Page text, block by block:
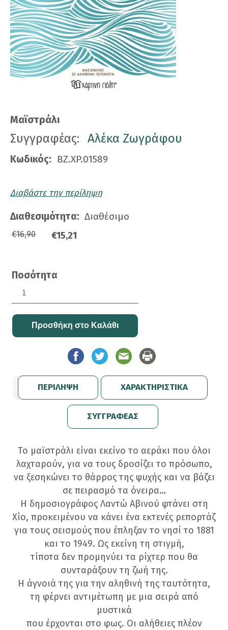
Μαϊστράλι
Συγγραφέας: Αλέκα Ζωγράφου
Κωδικός: BZ.XP.01589
Διαβάστε την περίληψη
Διαθεσιμότητα: Διαθέσιμο
€16,90 €15,21
Ποσότητα
ΠΕΡΙΛΗΨΗ ΧΑΡΑΚΤΗΡΙΣΤΙΚΑ
ΣΥΓΓΡΑΦΕΑΣ
Το μαϊστράλι είναι εκείνο το αεράκι που όλοι
λαχταρούν, για να τους δροσίζει το πρόσωπο,
να ξεσηκώνει το θάρρος της ψυχής και να βάζει
σε πειρασμό τα όνειρα…
Η δημοσιογράφος Λαντώ Αβινού φτάνει στη
Χίο, προκειμένου να κάνει ένα εκτενές ρεπορτάζ
για τους σεισμούς που έπληξαν το νησί το 1881
και το 1949. Ως εκείνη τη στιγμή,
τίποτα δεν προμηνύει τα ρίχτερ που θα
συνταράξουν τη ζωή της.
Η άγνοιά της για την αληθινή της ταυτότητα,
τη φέρνει αντιμέτωπη με μια σειρά από
μυστικά
που έρχονται στο φως. Οι αλήθειες πλέον